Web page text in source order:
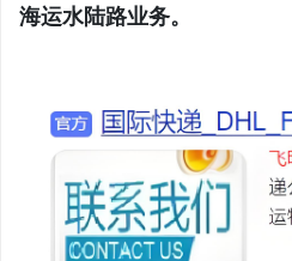
海运水陆路业务。